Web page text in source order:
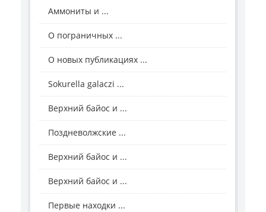
Аммониты и ...
О пограничных ...
О новых публикациях ...
Sokurella galaczi ...
Верхний байос и ...
Поздневолжские ...
Верхний байос и ...
Верхний байос и ...
Первые находки ...